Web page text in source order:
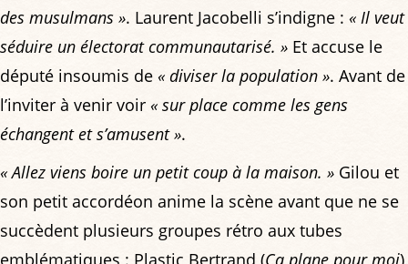
des musulmans ». Laurent Jacobelli s’indigne : « Il veut
séduire un électorat communautarisé. » Et accuse le
député insoumis de « diviser la population ». Avant de
l’inviter à venir voir « sur place comme les gens
échangent et s’amusent ».
« Allez viens boire un petit coup à la maison. » Gilou et
son petit accordéon anime la scène avant que ne se
succèdent plusieurs groupes rétro aux tubes
emblématiques : Plastic Bertrand (Ça plane pour moi),